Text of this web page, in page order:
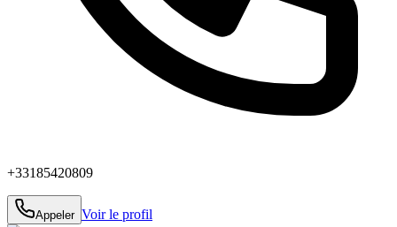
+33185420809
Appeler Voir le profil